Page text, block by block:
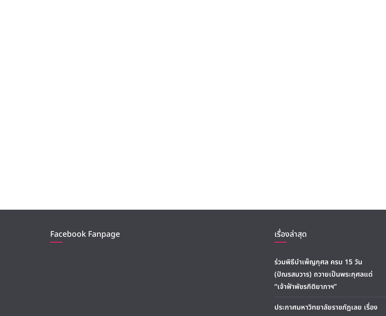
Facebook Fanpage เรื่องล่าสุด
ร่วมพิธีบำเพ็ญกุศล ครบ 15 วัน
(ปัณรสมวาร) ถวายเป็นพระกุศลแด่
“เจ้าฟ้าพัชรกิติยาภาฯ”
ประกาศมหาวิทยาลัยราชภัฏเลย เรื่อง